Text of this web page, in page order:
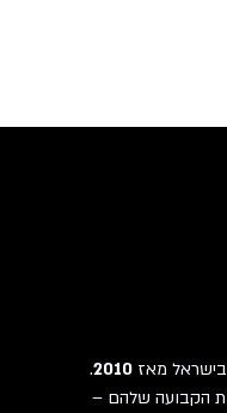
מאז2010
.
הקבועה שלהם –